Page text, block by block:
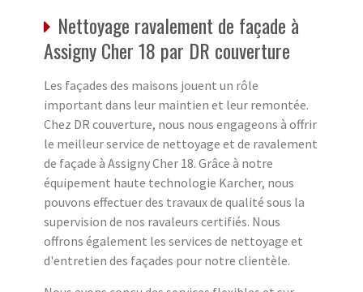
Nettoyage ravalement de façade à
Assigny Cher 18 par DR couverture
Les façades des maisons jouent un rôle
important dans leur maintien et leur remontée.
Chez DR couverture, nous nous engageons à offrir
le meilleur service de nettoyage et de ravalement
de façade à Assigny Cher 18. Grâce à notre
équipement haute technologie Karcher, nous
pouvons effectuer des travaux de qualité sous la
supervision de nos ravaleurs certifiés. Nous
offrons également les services de nettoyage et
d'entretien des façades pour notre clientèle.